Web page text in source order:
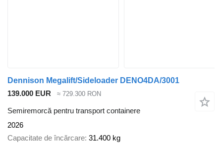
Dennison Megalift/Sideloader DENO4DA/3001
139.000 EUR
≈ 729.300 RON
Semiremorcă pentru transport containere
2026
Capacitate de încărcare 31.400 kg